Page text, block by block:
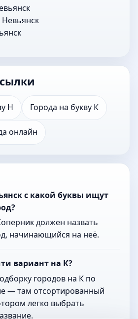
Н Города на букву К
онлайн
с какой буквы ищут
должен назвать
начинающийся на неё.
вариант на К?
городов на К по
— там отсортированный
легко выбрать